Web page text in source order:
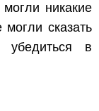
никакие
сказать
в